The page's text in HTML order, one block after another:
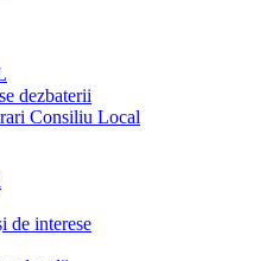
dezbaterii
Consiliu Local
de interese